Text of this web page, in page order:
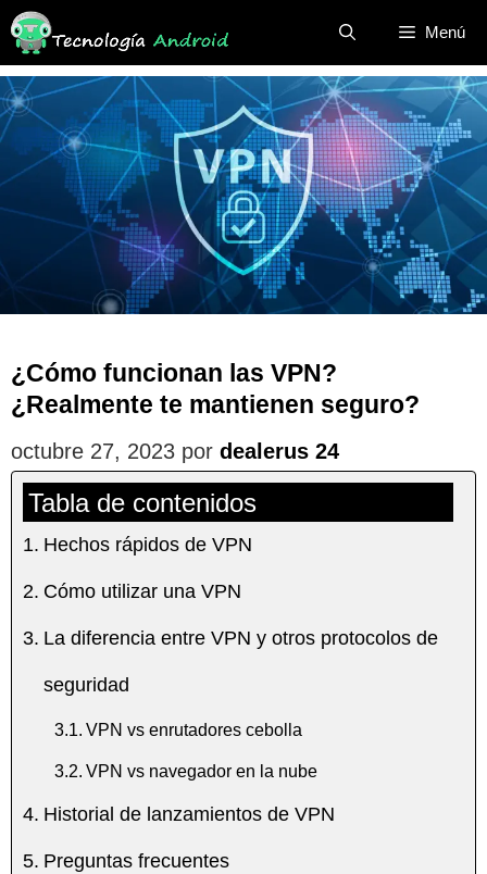
Saltar
contenido
Menú
¿Cómo funcionan las VPN?
¿Realmente te mantienen seguro?
octubre 27, 2023 por dealerus 24
Tabla de contenidos
Hechos rápidos de VPN
Cómo utilizar una VPN
La diferencia entre VPN y otros protocolos de
seguridad
VPN vs enrutadores cebolla
VPN vs navegador en la nube
Historial de lanzamientos de VPN
Preguntas frecuentes